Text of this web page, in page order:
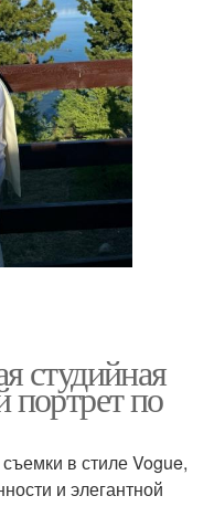
студийная
по
в стиле Vogue,
и элегантной